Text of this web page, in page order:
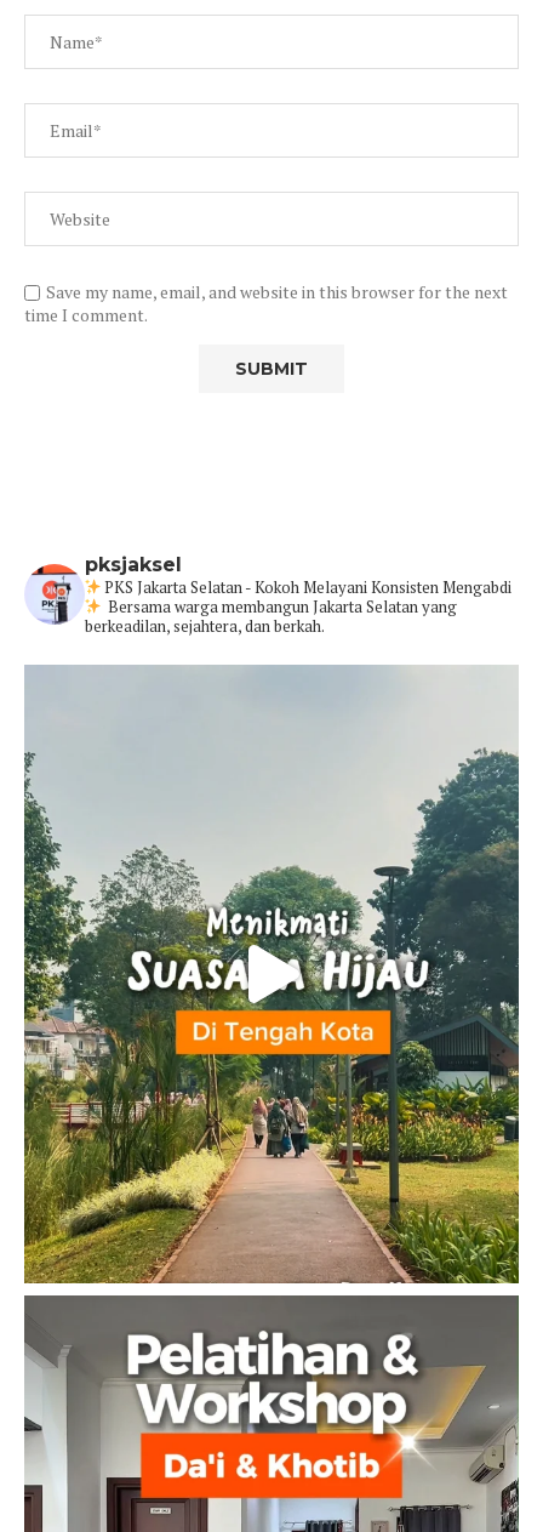
Save my name, email, and website in this browser for the next
time I comment.
pksjaksel
PKS Jakarta Selatan - Kokoh Melayani Konsisten Mengabdi
Bersama warga membangun Jakarta Selatan yang
berkeadilan, sejahtera, dan berkah.